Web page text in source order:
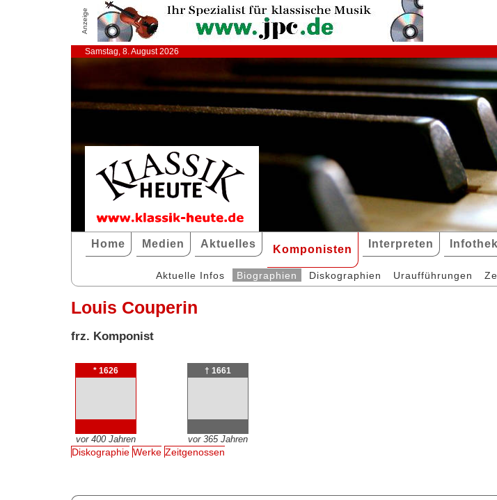
Anzeige
Samstag, 8. August 2026
Home Medien Aktuelles Komponisten Interpreten Infothek
Aktuelle Infos Biographien Diskographien Uraufführungen
Louis Couperin
frz. Komponist
* 1626
vor 400 Jahren
† 1661
vor 365 Jahren
Diskographie Werke Zeitgenossen